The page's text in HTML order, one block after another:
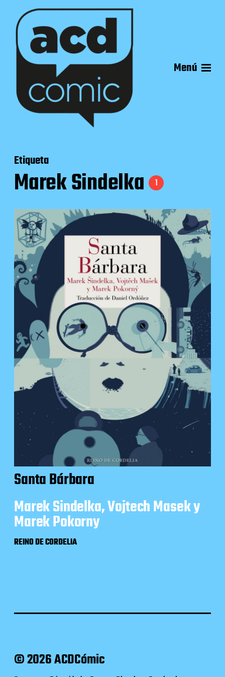
Menú
Etiqueta
Marek Sindelka 1
Santa Bárbara
Marek Sindelka, Vojtech Masek y
Marek Pokorny
REINO DE CORDELIA
© 2026 ACDCómic